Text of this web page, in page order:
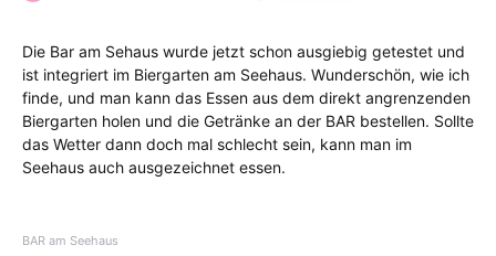
Die Bar am Sehaus wurde jetzt schon ausgiebig getestet und
ist integriert im Biergarten am Seehaus. Wunderschön, wie ich
finde, und man kann das Essen aus dem direkt angrenzenden
Biergarten holen und die Getränke an der BAR bestellen. Sollte
das Wetter dann doch mal schlecht sein, kann man im
Seehaus auch ausgezeichnet essen.
BAR am Seehaus